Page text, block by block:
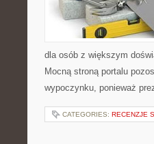
dla osób z większym
Mocną stroną portalu
wypoczynku, ponieważ
CATEGORIES: RECENZJE